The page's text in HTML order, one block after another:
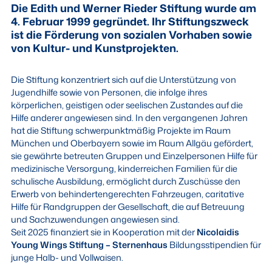
Die Edith und Werner Rieder Stiftung wurde am
4. Februar 1999 gegründet. Ihr Stiftungszweck
ist die Förderung von sozialen Vorhaben sowie
von Kultur- und Kunstprojekten.
Die Stiftung konzentriert sich auf die Unterstützung von
Jugendhilfe sowie von Personen, die infolge ihres
körperlichen, geistigen oder seelischen Zustandes auf die
Hilfe anderer angewiesen sind. In den vergangenen Jahren
hat die Stiftung schwerpunktmäßig Projekte im Raum
München und Oberbayern sowie im Raum Allgäu gefördert,
sie gewährte betreuten Gruppen und Einzelpersonen Hilfe für
medizinische Versorgung, kinderreichen Familien für die
schulische Ausbildung, ermöglicht durch Zuschüsse den
Erwerb von behindertengerechten Fahrzeugen, caritative
Hilfe für Randgruppen der Gesellschaft, die auf Betreuung
und Sachzuwendungen angewiesen sind.
Seit 2025 finanziert sie in Kooperation mit derNicolaidis
Young Wings Stiftung – Sternenhaus Bildungsstipendien für
junge Halb- und Vollwaisen.